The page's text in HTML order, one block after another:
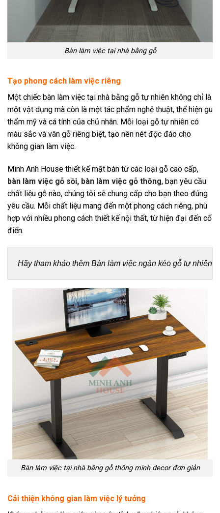
Bàn làm việc tại nhà bằng gỗ
Tạo phong cách làm việc riêng
Một chiếc bàn làm việc tại nhà bằng gỗ tự nhiên không chỉ là
một vật dụng mà còn là một tác phẩm nghệ thuật, thể hiện gu
thẩm mỹ và cá tính của chủ nhân. Mỗi loại gỗ tự nhiên có
màu sắc và vân gỗ riêng biệt, tạo nên nét độc đáo cho
không gian làm việc.
Minh Anh House thiết kế mặt bàn từ các loại gỗ cao cấp,
bàn làm việc gỗ sồi, bàn làm việc gỗ thông, bạn yêu cầu
chất liệu gỗ nào, chúng tôi sẽ chung cấp cho bạn theo đúng
yêu cầu. Mỗi chất liệu mang đến một phong cách riêng, phù
hợp với nhiều phong cách thiết kế nội thất, từ hiện đại đến cổ
điển.
Hãy tham khảo thêm Bàn làm việc ngăn kéo gỗ tự nhiên
Bàn làm việc tại nhà bằng gỗ thông minh decor đơn giản
Cải thiện không gian làm việc lý tưởng